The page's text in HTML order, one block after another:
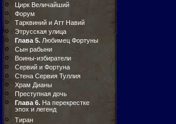
Цирк Величайший
Форум
Тарквиний и Атт Навий
Этрусская улица
Глава 5. Любимец Фортуны
Сын рабыни
Воины-избиратели
Сервий и Фортуна
Стена Сервия Туллия
Храм Дианы
Преступная дочь
Глава 6. На перекрестке
эпох и легенд
Тиран